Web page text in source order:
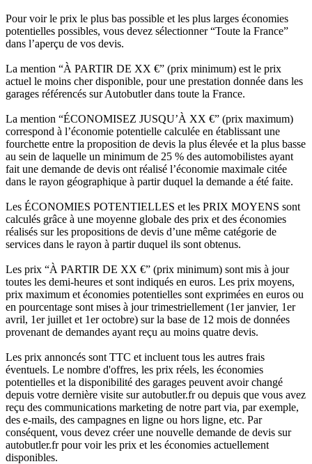
Pour voir le prix le plus bas possible et les plus larges économies
potentielles possibles, vous devez sélectionner “Toute la France”
dans l’aperçu de vos devis.
La mention “À PARTIR DE XX €” (prix minimum) est le prix
actuel le moins cher disponible, pour une prestation donnée dans les
garages référencés sur Autobutler dans toute la France.
La mention “ÉCONOMISEZ JUSQU’À XX €” (prix maximum)
correspond à l’économie potentielle calculée en établissant une
fourchette entre la proposition de devis la plus élevée et la plus basse
au sein de laquelle un minimum de 25 % des automobilistes ayant
fait une demande de devis ont réalisé l’économie maximale citée
dans le rayon géographique à partir duquel la demande a été faite.
Les ÉCONOMIES POTENTIELLES et les PRIX MOYENS sont
calculés grâce à une moyenne globale des prix et des économies
réalisés sur les propositions de devis d’une même catégorie de
services dans le rayon à partir duquel ils sont obtenus.
Les prix “À PARTIR DE XX €” (prix minimum) sont mis à jour
toutes les demi-heures et sont indiqués en euros. Les prix moyens,
prix maximum et économies potentielles sont exprimées en euros ou
en pourcentage sont mises à jour trimestriellement (1er janvier, 1er
avril, 1er juillet et 1er octobre) sur la base de 12 mois de données
provenant de demandes ayant reçu au moins quatre devis.
Les prix annoncés sont TTC et incluent tous les autres frais
éventuels. Le nombre d'offres, les prix réels, les économies
potentielles et la disponibilité des garages peuvent avoir changé
depuis votre dernière visite sur autobutler.fr ou depuis que vous avez
reçu des communications marketing de notre part via, par exemple,
des e-mails, des campagnes en ligne ou hors ligne, etc. Par
conséquent, vous devez créer une nouvelle demande de devis sur
autobutler.fr pour voir les prix et les économies actuellement
disponibles.